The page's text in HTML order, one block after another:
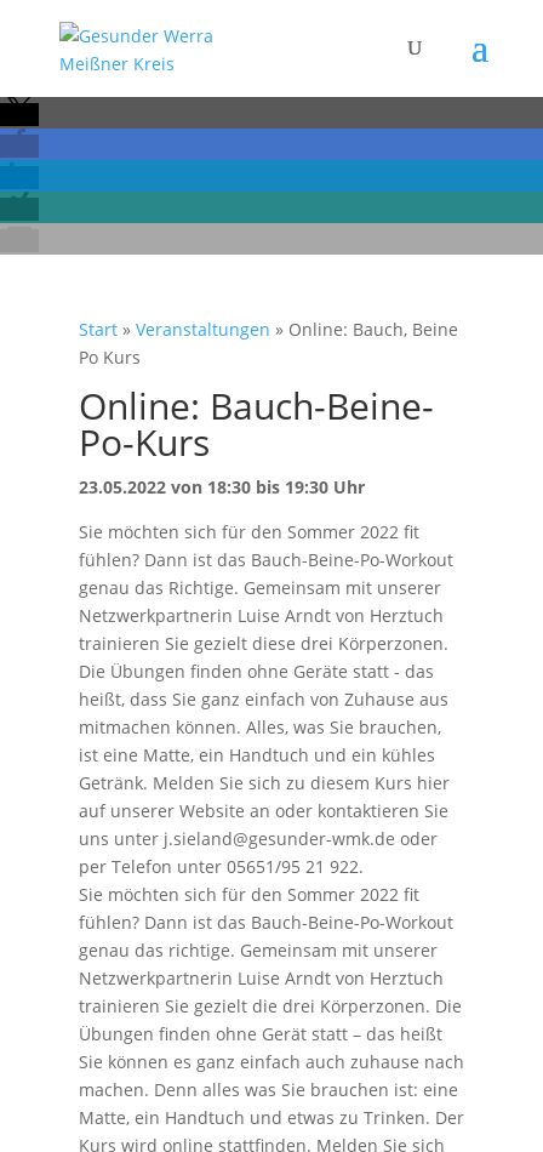
Start » Veranstaltungen » Online: Bauch, Beine
Po Kurs
Online: Bauch-Beine-
Po-Kurs
23.05.2022 von 18:30 bis 19:30 Uhr
Sie möchten sich für den Sommer 2022 fit
fühlen? Dann ist das Bauch-Beine-Po-Workout
genau das Richtige. Gemeinsam mit unserer
Netzwerkpartnerin Luise Arndt von Herztuch
trainieren Sie gezielt diese drei Körperzonen.
Die Übungen finden ohne Geräte statt - das
heißt, dass Sie ganz einfach von Zuhause aus
mitmachen können. Alles, was Sie brauchen,
ist eine Matte, ein Handtuch und ein kühles
Getränk. Melden Sie sich zu diesem Kurs hier
auf unserer Website an oder kontaktieren Sie
uns unter j.sieland@gesunder-wmk.de oder
per Telefon unter 05651/95 21 922.
Sie möchten sich für den Sommer 2022 fit
fühlen? Dann ist das Bauch-Beine-Po-Workout
genau das richtige. Gemeinsam mit unserer
Netzwerkpartnerin Luise Arndt von Herztuch
trainieren Sie gezielt die drei Körperzonen. Die
Übungen finden ohne Gerät statt – das heißt
Sie können es ganz einfach auch zuhause nach
machen. Denn alles was Sie brauchen ist: eine
Matte, ein Handtuch und etwas zu Trinken. Der
Kurs wird online stattfinden. Melden Sie sich